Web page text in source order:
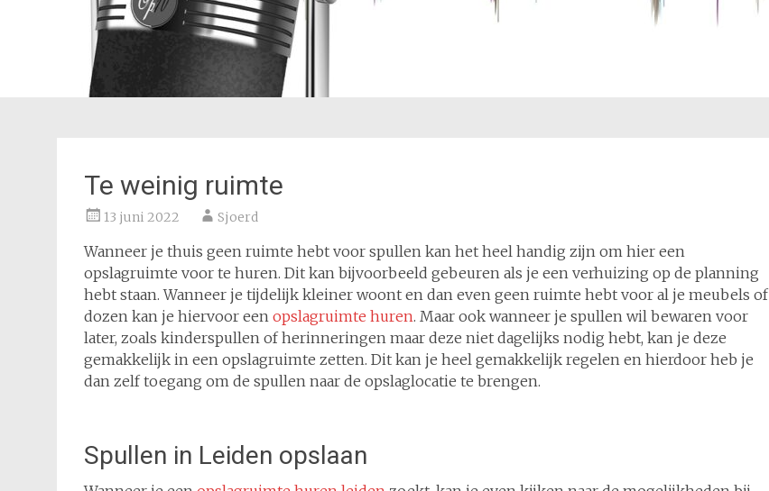
Te weinig ruimte
13 juni 2022 Sjoerd
Wanneer je thuis geen ruimte hebt voor spullen kan het heel handig zijn om hier een
opslagruimte voor te huren. Dit kan bijvoorbeeld gebeuren als je een verhuizing op de planning
hebt staan. Wanneer je tijdelijk kleiner woont en dan even geen ruimte hebt voor al je meubels of
dozen kan je hiervoor een opslagruimte huren. Maar ook wanneer je spullen wil bewaren voor
later, zoals kinderspullen of herinneringen maar deze niet dagelijks nodig hebt, kan je deze
gemakkelijk in een opslagruimte zetten. Dit kan je heel gemakkelijk regelen en hierdoor heb je
dan zelf toegang om de spullen naar de opslaglocatie te brengen.
Spullen in Leiden opslaan